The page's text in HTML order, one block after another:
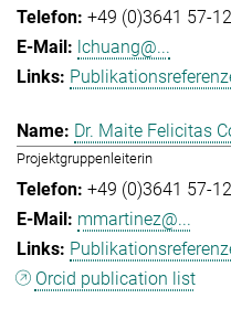
+49 (0)3641 57-
lchuang@...
Dr. Maite Felicitas
Projektgruppenleiterin
+49 (0)3641 57-
mmartinez@...
Orcid publication list